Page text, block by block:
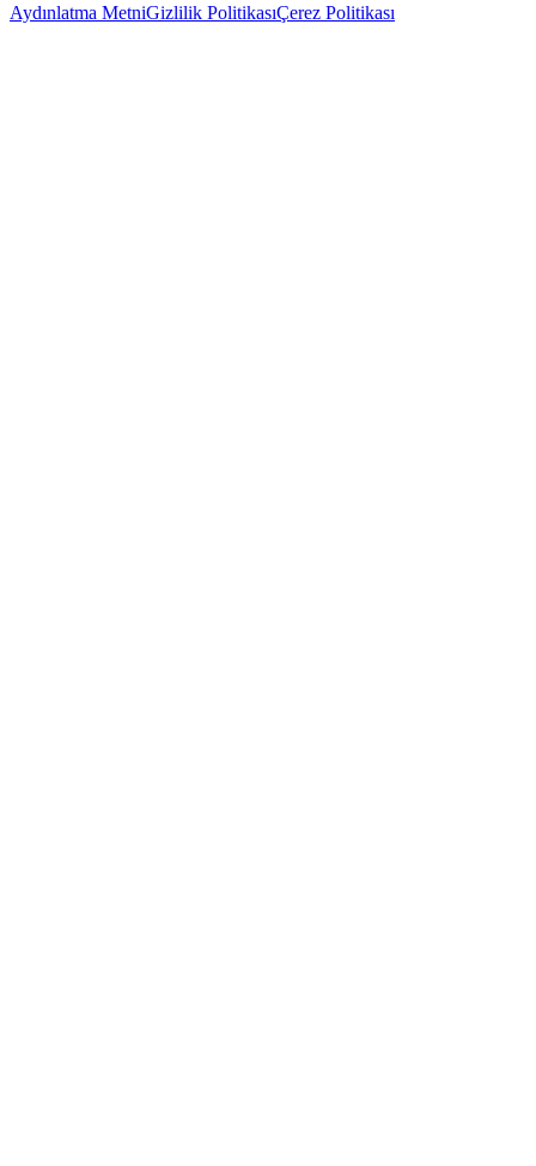
Aydınlatma MetniGizlilik PolitikasıÇerez Politikası